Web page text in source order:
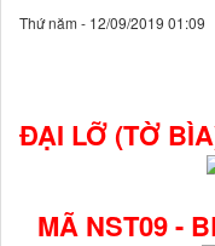
Thứ năm - 12/09/2019 01:09
MÃ
ĐẠI LỠ (TỜ
MÃ NST09 -